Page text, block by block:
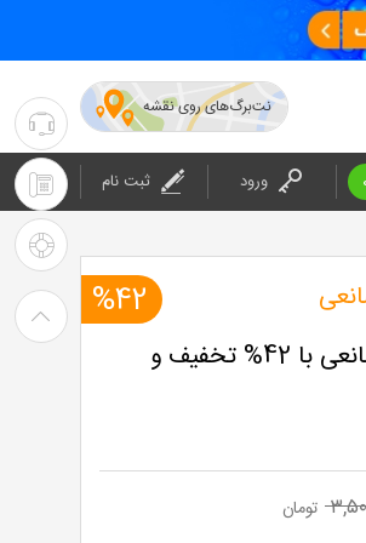
نت‌برگ‌های روی نقشه
ورود ثبت نام
%42
ارایش دائم صورت در آرایشگاه صانعی با 42% تخفیف و
تومان
۰۲۱-۴۲۰۲۴
:
پشتیبانی
۰۲۱-۴۲۰۲۴
: شرکت
راهنمای
خرید